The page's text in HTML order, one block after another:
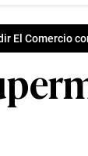
El Comercio